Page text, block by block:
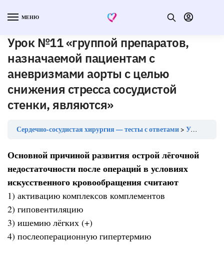
МЕНЮ
Урок №11 «группой препаратов,
назначаемой пациентам с
аневризмами аорты с целью
снижения стресса сосудистой
стенки, являются»
Сердечно-сосудистая хирургия — тесты с ответами Урок №11 «группой препаратов, назначаемой пациентам с аневризмами аорты с целью снижения стресса сосудистой стенки, являются»
Основной причиной развития острой лёгочной
недостаточности после операций в условиях
искусственного кровообращения считают
1) активацию комплексов комплементов
2) гиповентиляцию
3) ишемию лёгких (+)
4) послеоперационную гипертермию